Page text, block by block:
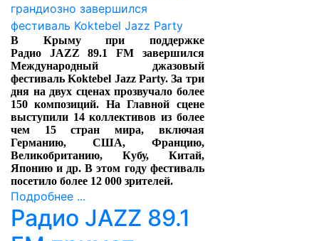
В Крыму при поддержке
Радио JAZZ 89.1FM завершился
Международный джазовый
фестиваль Koktebel Jazz Party. За три
дня на двух сценах прозвучало более
150 композиций. На Главной сцене
выступили 14 коллективов из более
чем 15 стран мира, включая
Германию, США, Францию,
Великобританию, Кубу, Китай,
Японию и др. В этом году фестиваль
посетило более 12 000 зрителей.
Подробнее ...
Радио JAZZ 89.1